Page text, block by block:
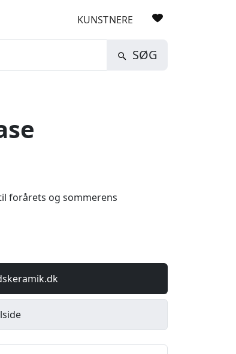
KUNSTNERE
SØG
forårets og sommerens